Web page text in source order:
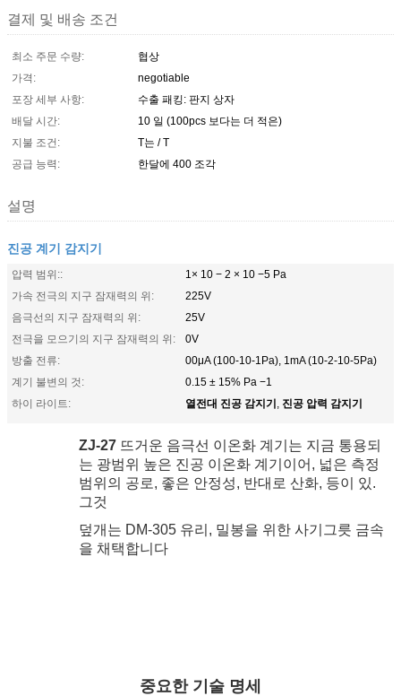
결제 및 배송 조건
최소 주문 수량:
협상
가격:
negotiable
포장 세부 사항:
수출 패킹: 판지 상자
배달 시간:
10 일 (100pcs 보다는 더 적은)
지불 조건:
T는 / T
공급 능력:
한달에 400 조각
설명
진공 계기 감지기
압력 범위::
1× 10 − 2 × 10 −5 Pa
가속 전극의 지구 잠재력의 위:
225V
음극선의 지구 잠재력의 위:
25V
전극을 모으기의 지구 잠재력의 위:
0V
방출 전류:
00μA (100-10-1Pa), 1mA (10-2-10-5Pa)
계기 불변의 것:
0.15 ± 15% Pa −1
하이 라이트:
열전대 진공 감지기, 진공 압력 감지기
ZJ-27 뜨거운 음극선 이온화 계기는 지금 통용되
는 광범위 높은 진공 이온화 계기이어, 넓은 측정
범위의 공로, 좋은 안정성, 반대로 산화, 등이 있.
그것
덮개는 DM-305 유리, 밀봉을 위한 사기그릇 금속
을 채택합니다
중요한 기술 명세